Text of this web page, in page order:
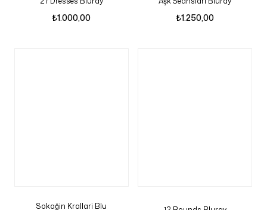
₺1.000,00 ₺1.250,00
Sokağin Krallari Blu